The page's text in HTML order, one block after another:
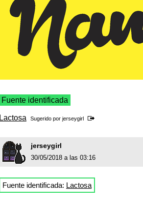
Fuente identificada
Lactosa Sugerido por jerseygirl
jerseygirl
30/05/2018 a las 03:16
Fuente identificada: Lactosa